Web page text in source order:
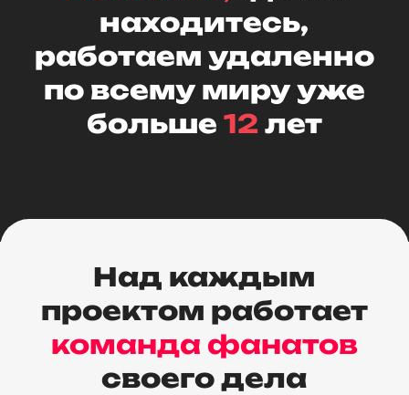
находитесь,
работаем удаленно
по всему миру уже
больше 12лет
Над каждым
проектом работает
команда фанатов
своего дела